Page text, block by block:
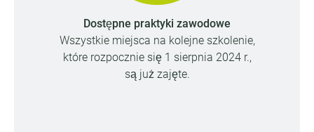
Dostępne praktyki zawodowe
Wszystkie miejsca na kolejne szkolenie,
które rozpocznie się 1 sierpnia 2024 r.,
są już zajęte.